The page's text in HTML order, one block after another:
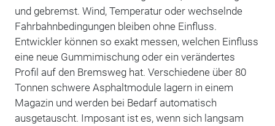
und gebremst. Wind, Temperatur oder wechselnde
Fahrbahnbedingungen bleiben ohne Einfluss.
Entwickler können so exakt messen, welchen Einfluss
eine neue Gummimischung oder ein verändertes
Profil auf den Bremsweg hat. Verschiedene über 80
Tonnen schwere Asphaltmodule lagern in einem
Magazin und werden bei Bedarf automatisch
ausgetauscht. Imposant ist es, wenn sich langsam